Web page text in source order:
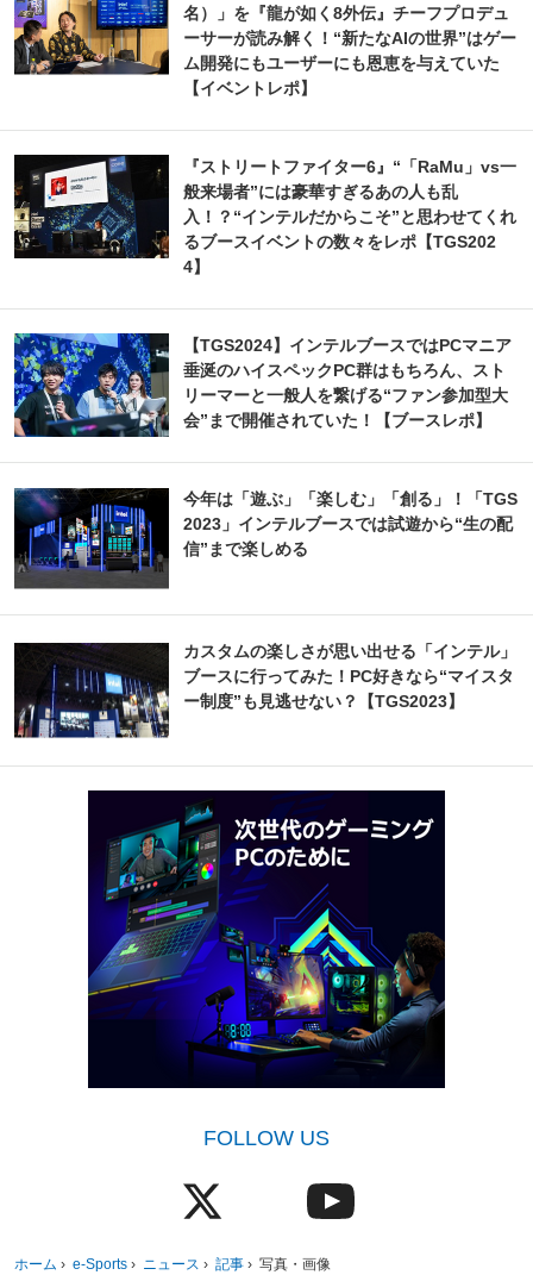
名）」を『龍が如く8外伝』チーフプロデュ
ーサーが読み解く！“新たなAIの世界”はゲー
ム開発にもユーザーにも恩恵を与えていた
【イベントレポ】
『ストリートファイター6』“「RaMu」vs一
般来場者”には豪華すぎるあの人も乱
入！？“インテルだからこそ”と思わせてくれ
るブースイベントの数々をレポ【TGS202
4】
【TGS2024】インテルブースではPCマニア
垂涎のハイスペックPC群はもちろん、スト
リーマーと一般人を繋げる“ファン参加型大
会”まで開催されていた！【ブースレポ】
今年は「遊ぶ」「楽しむ」「創る」！「TGS
2023」インテルブースでは試遊から“生の配
信”まで楽しめる
カスタムの楽しさが思い出せる「インテル」
ブースに行ってみた！PC好きなら“マイスタ
ー制度”も見逃せない？【TGS2023】
FOLLOW US
ホーム › e-Sports › ニュース › 記事 › 写真・画像